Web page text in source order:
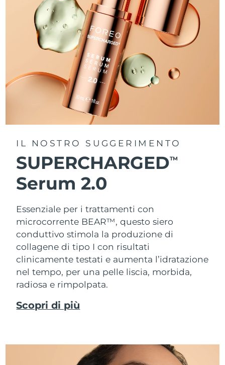
IL NOSTRO SUGGERIMENTO
SUPERCHARGEDTM
Serum 2.0
Essenziale per i trattamenti con
microcorrente BEAR™, questo siero
conduttivo stimola la produzione di
collagene di tipo I con risultati
clinicamente testati e aumenta l’idratazione
nel tempo, per una pelle liscia, morbida,
radiosa e rimpolpata.
Scopri di più